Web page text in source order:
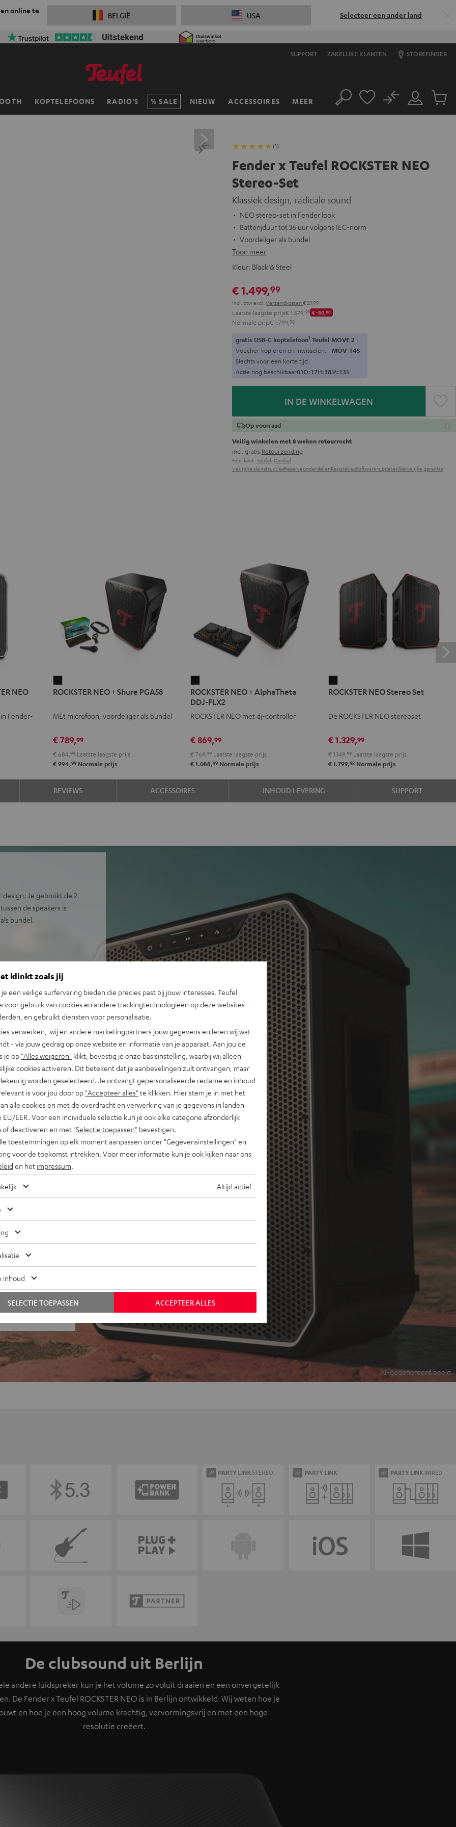
online te
BELGIË USA Selecteer een ander land
SUPPORT ZAKELIJKE KLANTEN STOREFINDER
KOPTELEFOONS RADIO'S SALE NIEUW ACCESSOIRES MEER Zoeken
Mijn
account
No
(1)
Fender x Teufel ROCKSTER NEO
Stereo-Set
Klassiek design, radicale sound
NEO stereo-set in Fender look
Batterijduur tot 36 uur volgens IEC-norm
Voordeliger als bundel
Toon meer
Kleur: Black & Steel
€ 1.499,99
Incl. btwexcl. Verzendkosten € 29,99
Laatste laagste prijs€ 1.579, 99 € -80,00
Normale prijs€ 1.799, 98
gratis USB-C koptelefoon1 Teufel MOVE 2
Voucher kopiëren en inwisselen. MOV-T4S
Slechts voor een korte tijd
Actie nog beschikbaar01D:17H:38M:12S
IN DE WINKELWAGEN
Op voorraad
Veilig winkelen met 8 weken retourrecht
incl. gratis Retourzending
Fabrikant: Teufel, Cordial
VeiligheidsinstructiesReserveonderdelenReparatiesSoftware-updatesWettelijke garantie
NEO
Fender-
NEO
Shure
Zwart
ROCKSTER NEO + Shure PGA58
MEt microfoon, voordeliger als bundel
€ 789,99
€ 684, 99Laatste laagste prijs
€ 994,99Normale prijs
NEO
+
AlphaTheta
FLX2
Zwart
ROCKSTER NEO + AlphaTheta
DDJ-FLX2
ROCKSTER NEO met dj-controller
€ 869,99
€ 769,99 Laatste laagste prijs
€ 1.088,99 Normale prijs
NEO
Set
ROCKSTER NEO Stereo Set
De ROCKSTER NEO stereoset
€ 1.329,99
€ 1.149,99 Laatste laagste prijs
€ 1.799,98 Normale prijs
REVIEWS ACCESSOIRES INHOUD LEVERING SUPPORT
design. Je gebruikt de 2
de speakers is
bundel.
stereosound, meer dan
Fender look
Berlijn ontwikkelde
van Fender gitaren en -
feesten in een klasse
PA-power met helder
high-performance
ook zonder accu
Google Fast Pair,
na elkaar afspelen
aan, Party Link Stereo:
sluit twee ROCKSTER
2 in een keten via een kabel
C powerbank, 35 mm
dankzij coaxiaal
1 beoordelingen)
De clubsound uit Berlijn
andere luidspreker kun je het volume zo voluit draaien en een onvergetelijk
De Fender x Teufel ROCKSTER NEO is in Berlijn ontwikkeld. Wij weten hoe je
en hoe je een hoog volume krachtig, vervormingsvrij en met een hoge
resolutie creëert.
klinkt zoals jij
je een veilige surfervaring bieden die precies past bij jouw interesses. Teufel
gebruik van cookies en andere trackingtechnologieën op deze websites –
en gebruikt diensten voor personalisatie.
verwerken, wij en andere marketingpartners jouw gegevens en leren wij wat
- via jouw gedrag op onze website en informatie van je apparaat. Aan jou de
je op "Alles weigeren" klikt, bevestig je onze basisinstelling, waarbij wij alleen
cookies activeren. Dit betekent dat je aanbevelingen zult ontvangen, maar
worden geselecteerd. Je ontvangt gepersonaliseerde reclame en inhoud
is voor jou door op "Accepteer alles" te klikken. Hier stem je in met het
alle cookies en met de overdracht en verwerking van je gegevens in landen
EU/EER. Voor een individuele selectie kun je ook elke categorie afzonderlijk
of deactiveren en met "Selectie toepassen" bevestigen.
toestemmingen op elk moment aanpassen onder "Gegevensinstellingen" en
voor de toekomst intrekken. Voor meer informatie kun je ook kijken naar ons
en het impressum
Altijd actief
inhoud
ACCEPTEER ALLES
SELECTIE TOEPASSEN